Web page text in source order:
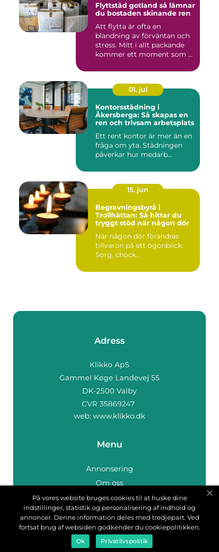
Flyttstäd gotland så lämnar
du bostaden skinande ren
Att flytta är ofta en
blandning av förväntan och
stress. Mitt i allt packande
kommer ett moment som ...
01. jul
Kontorsstädning i
Åkersberga: Så skapas en
ren och trivsam arbetsplats
Ett rent kontor är mer än en
fråga om yta. Städningen
påverkar hur medarb...
15. jun
Begravningsbyrå i
Trollhättan: Så hittar du
tryggt stöd när någon dör
När någon dör förändras
tillvaron på ett ögonblick.
Sorg, chock...
Adress
web: www.klikko.dk
Menu
Annonsering
Om oss
Cookies
Kontakta oss
Sitemap
På vores website bruges cookies til at huske dine
indstillinger, statistik og personalisering af indhold og
annoncer. Denne information deles med tredjepart. Ved
fortsat brug af websiden godkender du cookiepolitikken.
Ok Privatlivspolitik